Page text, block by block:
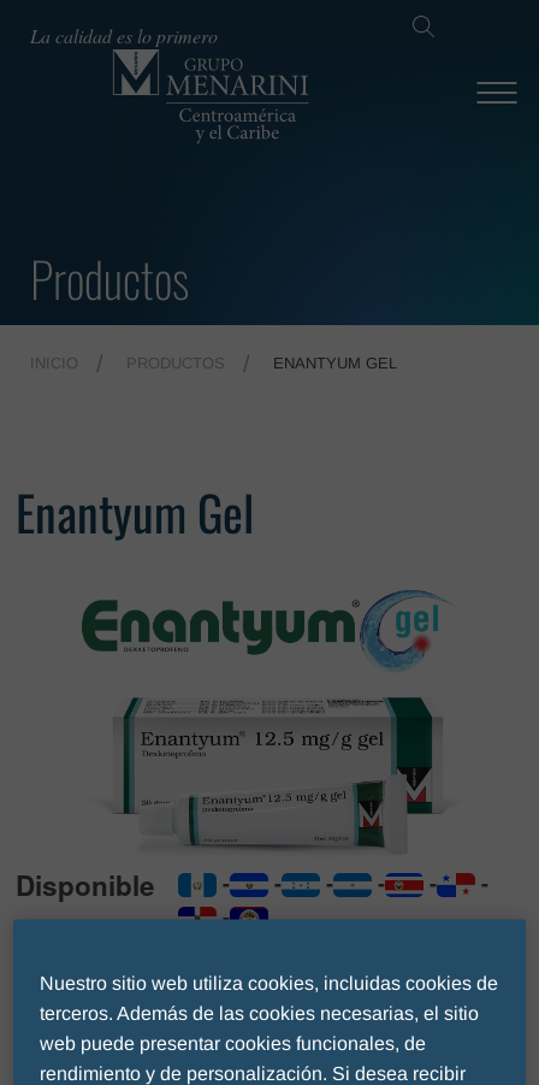
La calidad es lo primero
Productos
INICIO PRODUCTOS ENANTYUM GEL
Enantyum Gel
Disponible
en:
Enantyum gel
Dexketoprofeno
Nuestro sitio web utiliza cookies, incluidas cookies de
terceros. Además de las cookies necesarias, el sitio
web puede presentar cookies funcionales, de
rendimiento y de personalización. Si desea recibir